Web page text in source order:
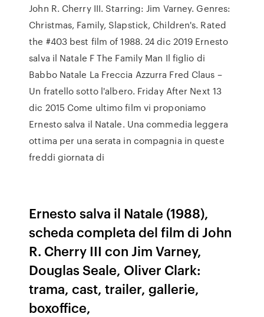
John R. Cherry III. Starring: Jim Varney. Genres:
Christmas, Family, Slapstick, Children's. Rated
the #403 best film of 1988. 24 dic 2019 Ernesto
salva il Natale F The Family Man Il figlio di
Babbo Natale La Freccia Azzurra Fred Claus –
Un fratello sotto l'albero. Friday After Next 13
dic 2015 Come ultimo film vi proponiamo
Ernesto salva il Natale. Una commedia leggera
ottima per una serata in compagnia in queste
freddi giornata di
Ernesto salva il Natale (1988),
scheda completa del film di John
R. Cherry III con Jim Varney,
Douglas Seale, Oliver Clark:
trama, cast, trailer, gallerie,
boxoffice,